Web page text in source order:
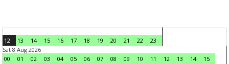
12 13 14 15 16 17 18 19 20 21 22
23
Sat 8 Aug 2026
00
01 02 03 04 05 06 07 08 09 10 11 12 13 14
15